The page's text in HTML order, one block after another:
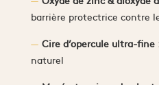
barrière protectrice contre
Cire d’opercule ultra-fine
naturel